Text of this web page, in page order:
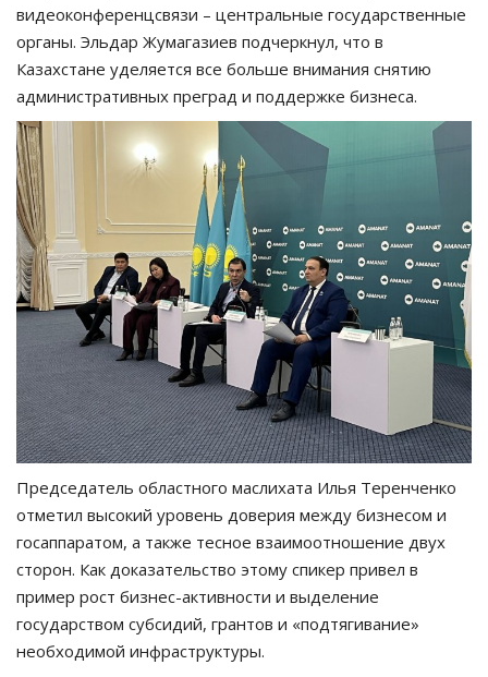
видеоконференцсвязи – центральные государственные
органы. Эльдар Жумагазиев подчеркнул, что в
Казахстане уделяется все больше внимания снятию
административных преград и поддержке бизнеса.
Председатель областного маслихата Илья Теренченко
отметил высокий уровень доверия между бизнесом и
госаппаратом, а также тесное взаимоотношение двух
сторон. Как доказательство этому спикер привел в
пример рост бизнес-активности и выделение
государством субсидий, грантов и «подтягивание»
необходимой инфраструктуры.